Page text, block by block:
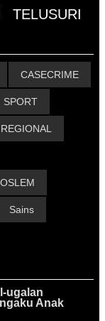
CASECRIME
SPORT
REGIONAL
Sains
ugalan
Anak